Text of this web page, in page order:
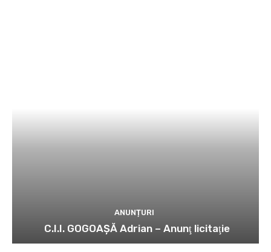
ANUNȚURI
C.I.I. GOGOAŞĂ Adrian – Anunţ licitaţie